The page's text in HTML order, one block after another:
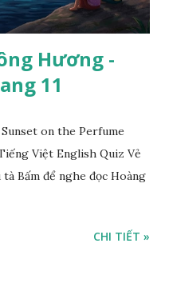
Hương -
11
on the Perfume
Việt English Quiz Vẻ
Bấm để nghe đọc Hoàng
CHI TIẾT »